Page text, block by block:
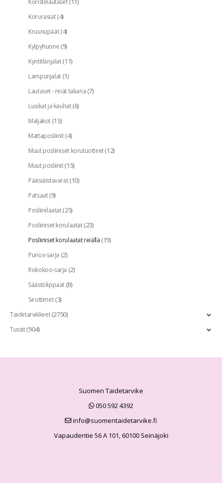
Koristelautaset
Korurasiat(4)
Kruunupäät(4)
Kylpyhuone(9)
Kynttilänjalat(11)
Lampunjalat(1)
Lautaset - reiät takana(7)
Lusikat ja kauhat(6)
Maljakot(15)
Mattaposliinit(4)
Muut posliiniset korutuotteet(12)
Muut posliinit(15)
Pääsiäistavarat(10)
Patsaat(9)
Posliinilaatat(25)
Posliiniset korulaatat(23)
Posliiniset korulaatat reiällä(19)
Punos-sarja (2)
Rokokoo-sarja (2)
Säästölippaat(8)
Sirottimet(3)
Taidetarvikkeet(2750)
Tussit(904)
Suomen Taidetarvike
050 592 4392
info@suomentaidetarvike.fi
Vapaudentie 56 A 101, 60100 Seinäjoki